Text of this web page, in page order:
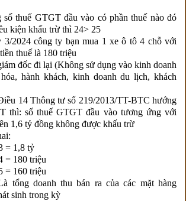
số thuế GTGT đầu vào có phần thuế nào đó
kiện khấu trừ thì 24> 25
3/2024 công ty bạn mua 1 xe ô tô 4 chỗ với
thuế là 180 triệu
đốc đi lại (Không sử dụng vào kinh doanh
hành khách, kinh doanh du lịch, khách
14 Thông tư số 219/2013/TT-BTC hướng
thì: số thuế GTGT đầu vào tương ứng với
1,6 tỷ đồng không được khấu trừ
= 1,8 tỷ
= 180 triệu
= 160 triệu
tổng doanh thu bán ra của các mặt hàng
sinh trong kỳ